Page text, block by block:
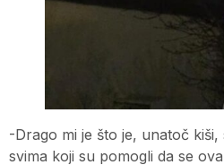
-Drago mi je što je, unatoč
svima koji su pomogli da se